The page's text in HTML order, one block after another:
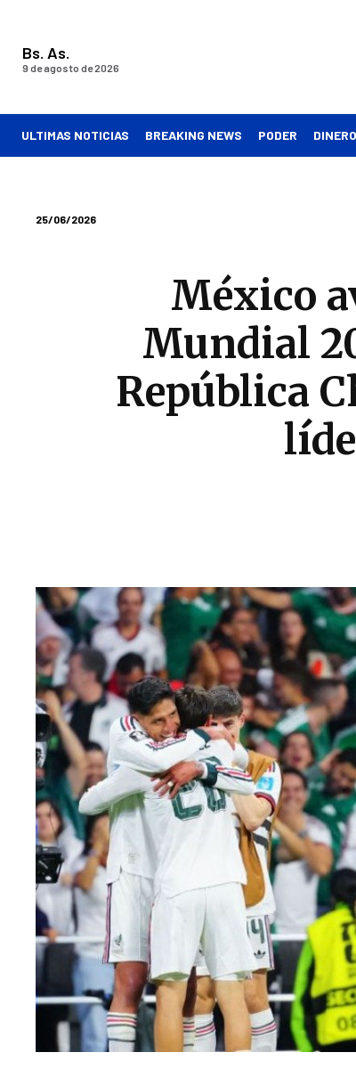
Bs. As.
9 de agosto de 2026
ULTIMAS NOTICIAS BREAKING NEWS PODER DINERO
25/06/2026
México
Mundial
República